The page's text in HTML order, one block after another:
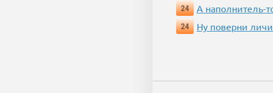
24
А наполнитель-
24
Ну поверни